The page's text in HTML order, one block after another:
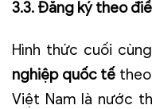
3.3. Đăng ký theo
Hình thức cuối
nghiệp quốc tế
Việt Nam là nước